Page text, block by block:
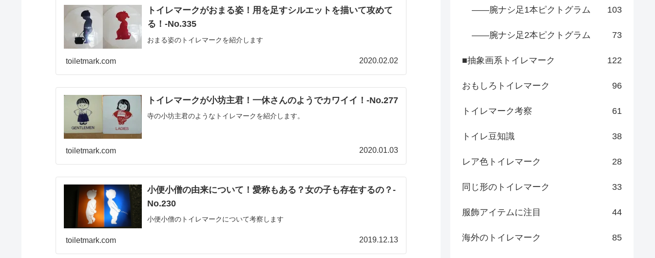
トイレマークがおまる姿！用を足すシルエットを描いて攻めて
る！‐No.335
おまる姿のトイレマークを紹介します
toiletmark.com 2020.02.02
トイレマークが小坊主君！一休さんのようでカワイイ！‐No.277
寺の小坊主君のようなトイレマークを紹介します。
toiletmark.com 2020.01.03
小便小僧の由来について！愛称もある？女の子も存在するの？-
No.230
小便小僧のトイレマークについて考察します
toiletmark.com 2019.12.13
――腕ナシ足1本ピクトグラム 103
――腕ナシ足2本ピクトグラム 73
■抽象画系トイレマーク 122
おもしろトイレマーク 96
トイレマーク考察 61
トイレ豆知識 38
レア色トイレマーク 28
同じ形のトイレマーク 33
服飾アイテムに注目 44
海外のトイレマーク 85